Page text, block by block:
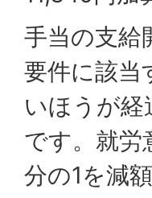
手当の支給
要件に該当
いほうが経
です。就労
分の1を減